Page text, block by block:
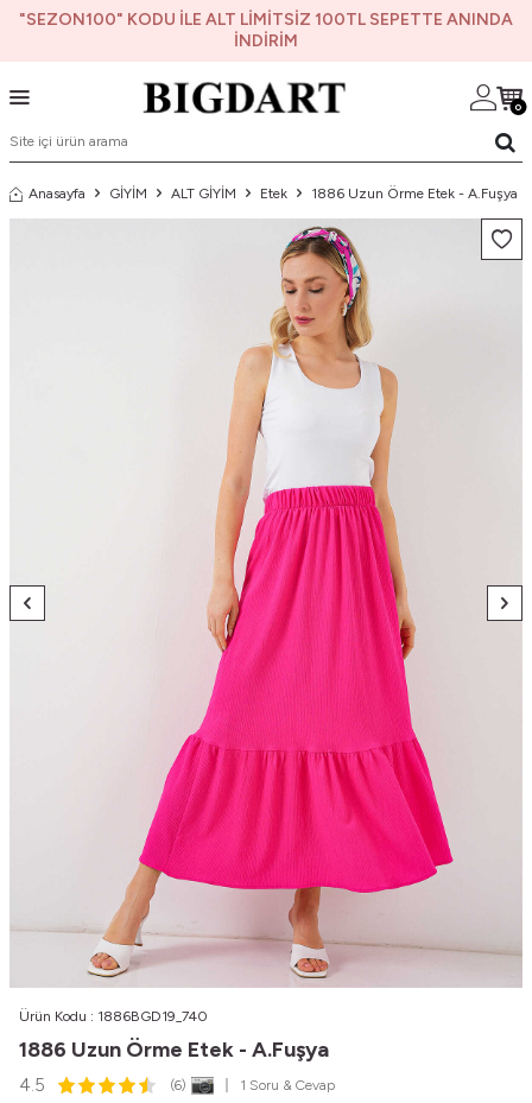
"SEZON100" KODU İLE ALT LİMİTSİZ 100TL SEPETTE ANINDA
İNDİRİM
0
Anasayfa GİYİM ALT GİYİM Etek 1886 Uzun Örme Etek - A.Fuşya
Ürün Kodu : 1886BGD19_740
1886 Uzun Örme Etek - A.Fuşya
4.5 (6) 1 Soru & Cevap